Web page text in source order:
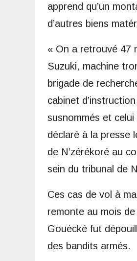
apprend qu’un
d’autres biens
« On a retrouvé 47
Suzuki, machine
brigade de
cabinet
susnommés et
déclaré à la presse
de N’zérékoré au
sein du tribunal de
Ces cas de vol à
remonte au mois
Gouécké fut
des bandits armés.